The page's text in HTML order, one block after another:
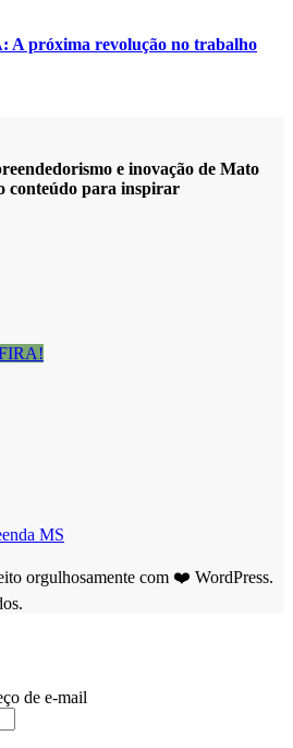
A próxima revolução no trabalho
e inovação de Mato
conteúdo para inspirar
orgulhosamente com ❤️ WordPress.
de e-mail